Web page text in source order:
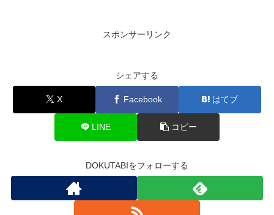
スポンサーリンク
シェアする
X Facebook はてブ
LINE コピー
DOKUTABIをフォローする